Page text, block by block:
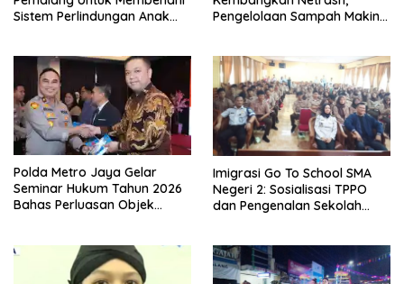
Sistem Perlindungan Anak
Pengelolaan Sampah Makin
Polda Metro Jaya Gelar
Seminar Hukum Tahun 2026
Bahas Perluasan Objek
Imigrasi Go To School SMA
Negeri 2: Sosialisasi TPPO
dan Pengenalan Sekolah